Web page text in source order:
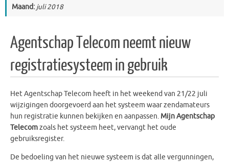
Maand: juli 2018
Agentschap Telecom neemt nieuw
registratiesysteem in gebruik
Het Agentschap Telecom heeft in het weekend van 21/22 juli
wijzigingen doorgevoerd aan het systeem waar zendamateurs
hun registratie kunnen bekijken en aanpassen. Mijn Agentschap
Telecomzoals het systeem heet, vervangt het oude
gebruiksregister.
De bedoeling van het nieuwe systeem is dat alle vergunningen,